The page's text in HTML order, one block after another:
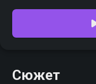
Сюжет